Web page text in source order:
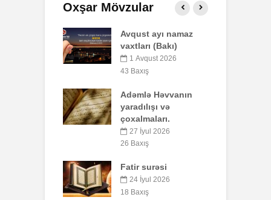
Oxşar Mövzular
Səba surəsi
10 İyul 2026
40 Baxış
7 İyul 2026 51 Baxış
AŞURA BARƏDƏ
26 İyun 2026
Əhzab surəsi
26 İyun 2026